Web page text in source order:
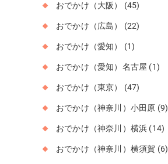
おでかけ（大阪） (45)
おでかけ（広島） (22)
おでかけ（愛知） (1)
おでかけ（愛知）名古屋 (1)
おでかけ（東京） (47)
おでかけ（神奈川）小田原 (9)
おでかけ（神奈川）横浜 (14)
おでかけ（神奈川）横須賀 (6)